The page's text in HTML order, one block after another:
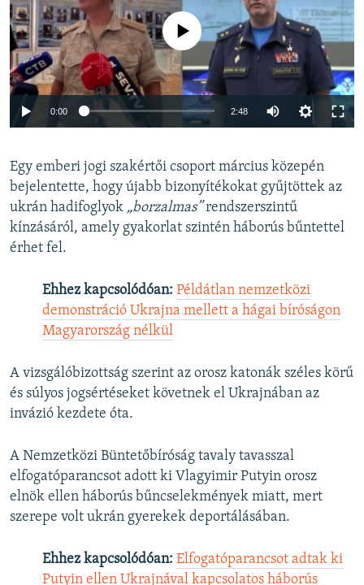
Auto 240p 360p 480p
720p 1080p
Jelenleg nincs elérhető tartalom
0:00 2:48
360p
480p
720p
Egy emberi jogi szakértői csoport március közepén
bejelentette, hogy újabb bizonyítékokat gyűjtöttek az
ukrán hadifoglyok „borzalmas”rendszerszintű
kínzásáról, amely gyakorlat szintén háborús bűntettel
érhet fel.
Ehhez kapcsolódóan: Példátlan nemzetközi
demonstráció Ukrajna mellett a hágai bíróságon
Magyarország nélkül
A vizsgálóbizottság szerint az orosz katonák széles körű
és súlyos jogsértéseket követnek el Ukrajnában az
invázió kezdete óta.
A Nemzetközi Büntetőbíróság tavaly tavasszal
elfogatóparancsot adott ki Vlagyimir Putyin orosz
elnök ellen háborús bűncselekmények miatt, mert
szerepe volt ukrán gyerekek deportálásában.
Ehhez kapcsolódóan: Elfogatóparancsot adtak ki
Putyin ellen Ukrajnával kapcsolatos háborús